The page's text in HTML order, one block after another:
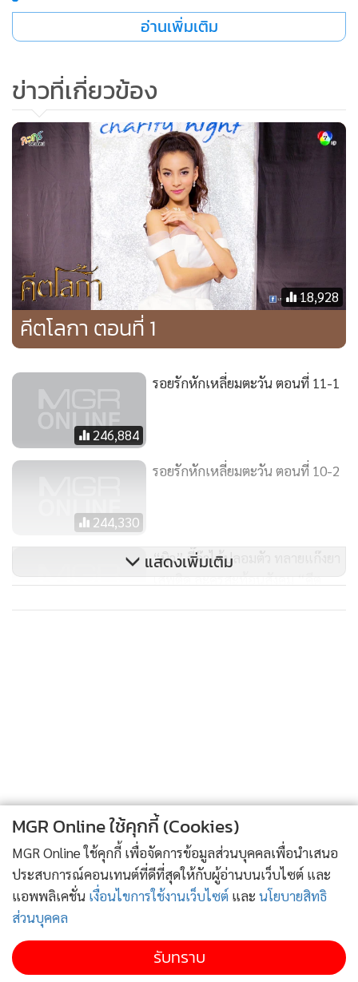
มซำ-ซาลาเปา-ขนมจีบ ชื่อร้านติดข้างตัวถังรถว่า “ติ่มซำสะท้าน
บู๊ลิ้ม”
โลก ขนมจีบ ติ่มซำ ซาลาเปา หมั่นโถว่ ทำกันสดๆ นึ่งกันร้อนๆ
รับรองว่าหอเจี๊ยะ ๆๆๆๆ” บู๊ลิ้มทำเสียงเอคโค่เรียกลูกค้าสุดฤทธิ์
จนเริ่มมีลูกค้าเข้ามายืนมุง บู๊ลิ้มจึงหันไปพยักหน้าให้ศิษย์ผู้น้อง
กังฟูก้าวเข้ามาพร้อมกับยิ้มมุมปากแบบกวนๆ คาดผ้ากันเปื้อน
มีผ้าขนหนูมัดที่หน้าผาก
ตรงหน้ากังฟูคือโต๊ะนวดแป้งห่อซาลาเปา กังฟูกระชับท่าเตรียม
นวดแป้งอย่างทะมัดทะแมง จากนั้นก็เอาแป้งขึ้นมาโชว์โยนไปมา
ซ้ายๆขวาๆ ก้อนแป้งลอยกลางอากาศก่อนจะใช้ฝ่ามือตบลงบน
โต๊ะ
“ย๊ากกกกกก !!!”
กังฟูใช้ฝ่ามือนวดๆคลึงๆแป้งอย่างคล่องแคล่วเลียนแบบวิชา
กำลังภายใน พอคลึงแป้งได้ที่ก็ปั้นเป็นก้อนกลม เล็กๆแล้วโยน
ระหว่างนั้นเสียงเอะอะโหวกเหวกดังมาแต่ไกลเพราะเกิด
ลูกค้าหน้าร้านโดนโจรชนกระเด็นล้มใส่โต๊ะนวดแป้งพัง
ระเนระนาด ข้าวของพังเสียหาย กังฟูมองตามด้วยสีหน้า ของผู้
“ศิษย์พี่..ฝากร้านด้วยนะ”
“ระวังตัวด้วยนะศิษย์น้อง” บู๊ลิ้มพยักหน้ารับ
กังฟูไล่ตามไปทันทีด้วยสีหน้าเอาจริงเอาจัง
กังฟูเห็นมันไม่กลัวเลยหันไปเตะกระป๋องน้ำอัดลมเปล่าแถวนั้น
กระเด็นใส่หัวโจรเต็มๆ โจรชะงักหันขวับชักสีหน้าเอาเรื่อง
“ไอ้กุ้งแห้ง..ว่าจะไม่ตื้บแล้ว..แบบนี้เป็นผีเฝ้าตรอกอยู่ตรงนี้เลยดี
กว่ามั้ง” โจรโมโหบิดคอดังกรอบ
กังฟูเห็นมันขู่เอาจริงก็ชะงัก แต่ยังทำใจเด็ดไม่กลัว ตั้งท่าเชิงมวย
กำลังภายในสวยงามพร้อมรับมือเต็มที่ พวกโจรปรี่เข้ามารุม กังฟู
เล่นงานพวกโจรด้วยท่าทางแบบเฉินหลงที่ดูเหมือนเก่ง แต่อาศัย
ลูกฟลุ๊คเอาตัวรอด หลอกล่อ ทะเล้น กวน ใช้สิ่งของรอบๆตัวเป็น
อ่านเพิ่มเติม
ข่าวที่เกี่ยวข้อง
18,928
คีตโลกา ตอนที่ 1
246,884
รอยรักหักเหลี่ยมตะวัน ตอนที่ 11-1
244,330
รอยรักหักเหลี่ยมตะวัน ตอนที่ 10-2
2,447
“นิว” ดี๊ด๊าได้ปลอมตัว ทลายแก๊งยา
เสพติด ละครสะท้อนสังคม “คีต
แสดงเพิ่มเติม
MGR Online ใช้คุกกี้ (Cookies)
MGR Online ใช้คุกกี้ เพื่อจัดการข้อมูลส่วนบุคคลเพื่อนำเสนอ
ประสบการณ์คอนเทนต์ที่ดีที่สุดให้กับผู้อ่านบนเว็บไซต์ และ
แอพพลิเคชั่น เงื่อนไขการใช้งานเว็บไซต์ และ นโยบายสิทธิ
ส่วนบุคคล
รับทราบ